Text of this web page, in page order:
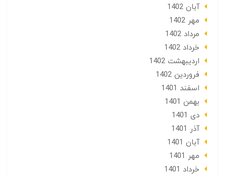
آبان 1402
مهر 1402
مرداد 1402
خرداد 1402
ارديبهشت 1402
فروردین 1402
اسفند 1401
بهمن 1401
دی 1401
آذر 1401
آبان 1401
مهر 1401
خرداد 1401